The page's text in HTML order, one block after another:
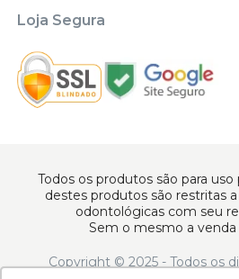
Loja Segura
Todos os produtos são para
destes produtos são restritas
odontológicas com seu
Sem o mesmo a venda
Copyright © 2025 - Todos os